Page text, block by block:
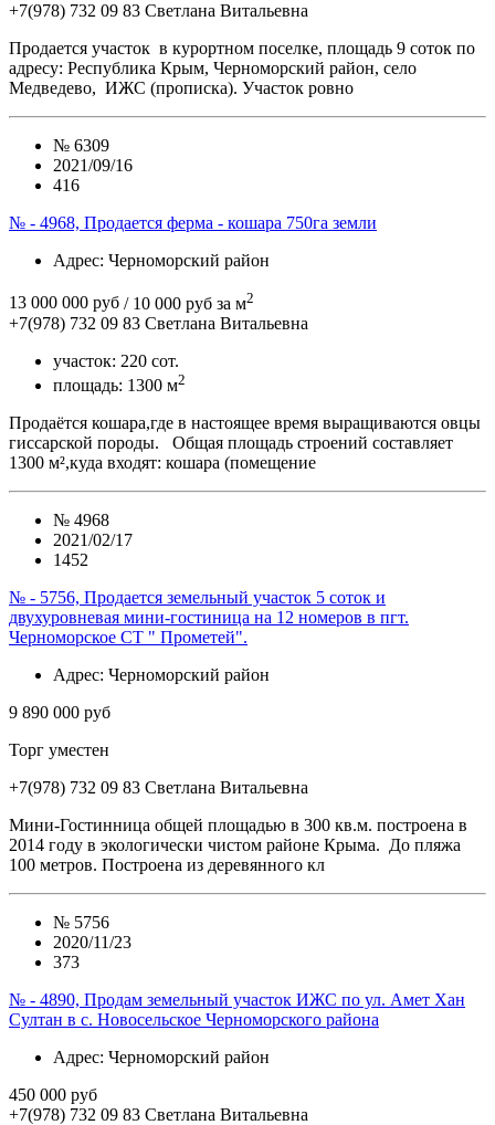
+7(978) 732 09 83 Cветлана Витальевна
Продается участок в курортном поселке, площадь 9 соток по
адресу: Республика Крым, Черноморский район, село
Медведево, ИЖС (прописка). Участок ровно
№ 6309
2021/09/16
416
№ - 4968, Продается ферма - кошара 750га земли
Адрес: Черноморский район
13 000 000 руб / 10 000 руб за м2
+7(978) 732 09 83 Cветлана Витальевна
участок: 220 сот.
площадь: 1300 м2
Продаётся кошара,где в настоящее время выращиваются овцы
гиссарской породы. Общая площадь строений составляет
1300 м²,куда входят: кошара (помещение
№ 4968
2021/02/17
1452
№ - 5756, Продается земельный участок 5 соток и
двухуровневая мини-гостиница на 12 номеров в пгт.
Черноморское СТ " Прометей".
Адрес: Черноморский район
9 890 000 руб
Торг уместен
+7(978) 732 09 83 Cветлана Витальевна
Мини-Гостинница общей площадью в 300 кв.м. построена в
2014 году в экологически чистом районе Крыма. До пляжа
100 метров. Построена из деревянного кл
№ 5756
2020/11/23
373
№ - 4890, Продам земельный участок ИЖС по ул. Амет Хан
Султан в с. Новосельское Черноморского района
Адрес: Черноморский район
450 000 руб
+7(978) 732 09 83 Cветлана Витальевна